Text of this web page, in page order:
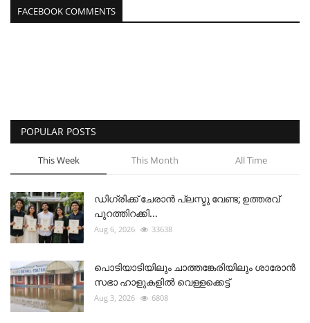
FACEBOOK COMMENTS
POPULAR POSTS
This Week This Month All Time
ഡിഗ്രിക്ക് ചേരാന്‍ പ്ലസ്ടു വേണ്ട; ഉത്തരവ്
പുറത്തിറക്കി...
Aug 6, 2026 33638
പൊടിയാടിയിലും ചാത്തങ്കേരിയിലും ശാരോൻ
സഭാ ഹാളുകളിൽ വെള്ളക്കെട്ട്
Aug 3, 2026 6808